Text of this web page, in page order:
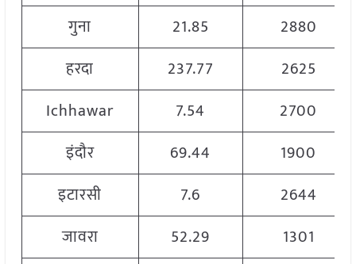
गुना
21.85
2880
हरदा
237.77
2625
Ichhawar
7.54
2700
इंदौर
69.44
1900
इटारसी
7.6
2644
जावरा
52.29
1301